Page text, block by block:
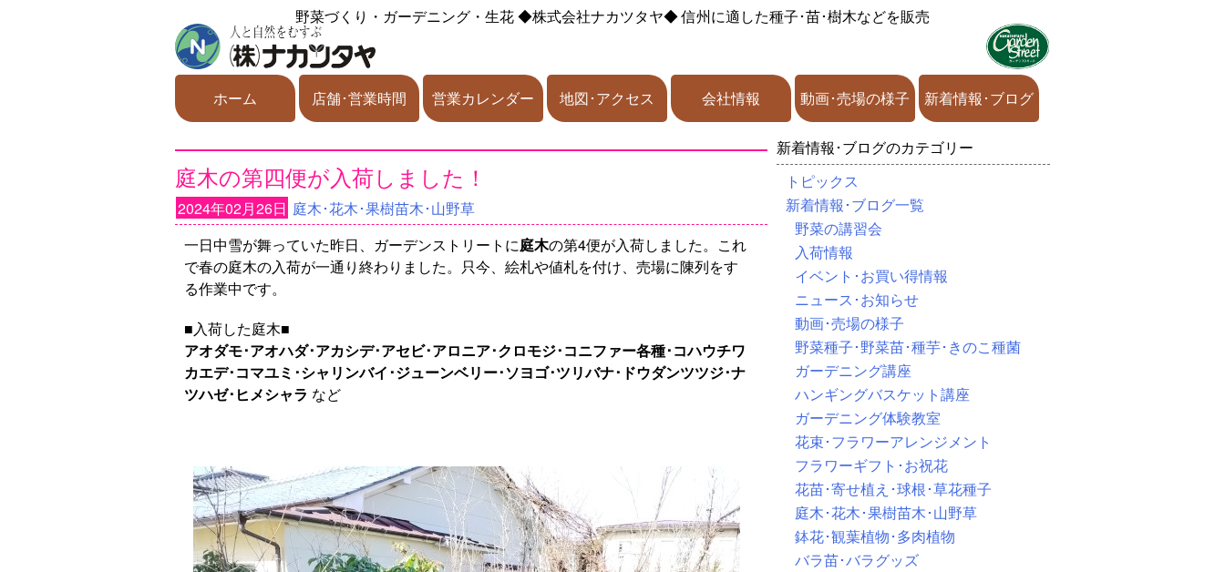
野菜づくり・ガーデニング・生花◆株式会社ナカツタヤ◆信州に適した種子･苗･樹木などを販売
ホーム 店舗･営業時間 営業カレンダー 地図･アクセス 会社情報 動画･売場の様子 新着情報･ブログ
庭木の第四便が入荷しました！
2024年02月26日 庭木･花木･果樹苗木･山野草
一日中雪が舞っていた昨日、ガーデンストリートに庭木の第4便が入荷しました。これ
で春の庭木の入荷が一通り終わりました。只今、絵札や値札を付け、売場に陳列をす
る作業中です。
■入荷した庭木■
アオダモ･アオハダ･アカシデ･アセビ･アロニア･クロモジ･コニファー各種･コハウチワ
カエデ･コマユミ･シャリンバイ･ジューンベリー･ソヨゴ･ツリバナ･ドウダンツツジ･ナ
ツハゼ･ヒメシャラ など
新着情報･ブログのカテゴリー
トピックス
新着情報･ブログ一覧
野菜の講習会
入荷情報
イベント･お買い得情報
ニュース･お知らせ
動画･売場の様子
野菜種子･野菜苗･種芋･きのこ種菌
ガーデニング講座
ハンギングバスケット講座
ガーデニング体験教室
花束･フラワーアレンジメント
フラワーギフト･お祝花
花苗･寄せ植え･球根･草花種子
庭木･花木･果樹苗木･山野草
鉢花･観葉植物･多肉植物
バラ苗･バラグッズ